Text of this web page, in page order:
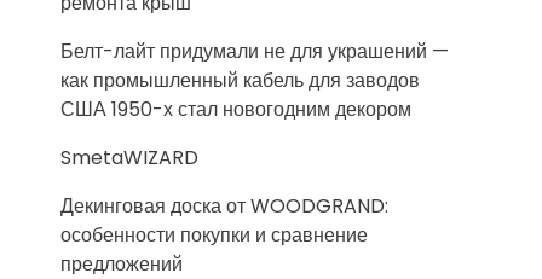
Белт-лайт придумали не для украшений —
как промышленный кабель для заводов
США 1950-х стал новогодним декором
SmetaWIZARD
Декинговая доска от WOODGRAND:
особенности покупки и сравнение
предложений